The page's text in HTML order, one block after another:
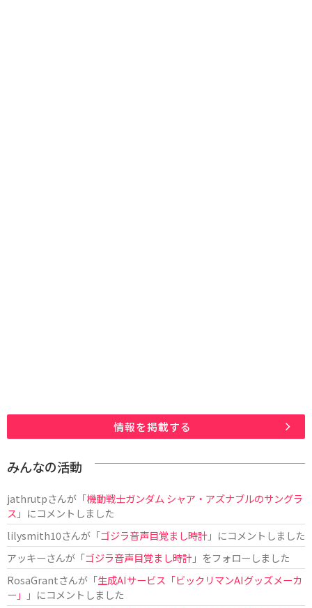
情報を掲載する
みんなの活動
jathrutpさんが「機動戦士ガンダム シャア・アズナブルのサングラ
ス 」にコメントしました
lilysmith10さんが「ゴジラ音声目覚まし時計」にコメントしました
アッキーさんが「ゴジラ音声目覚まし時計」をフォローしました
RosaGrantさんが「生成AIサービス「ビックリマンAIグッズメーカ
ー」
」にコメントしました